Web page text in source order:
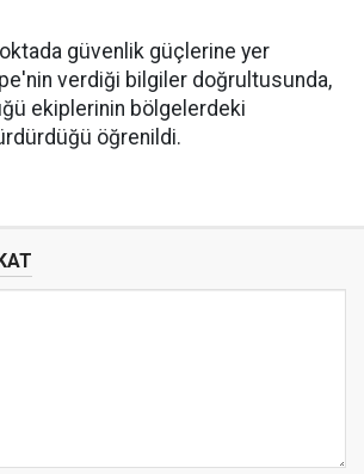
güvenlik güçlerine yer
verdiği bilgiler doğrultusunda,
ekiplerinin bölgelerdeki
öğrenildi.